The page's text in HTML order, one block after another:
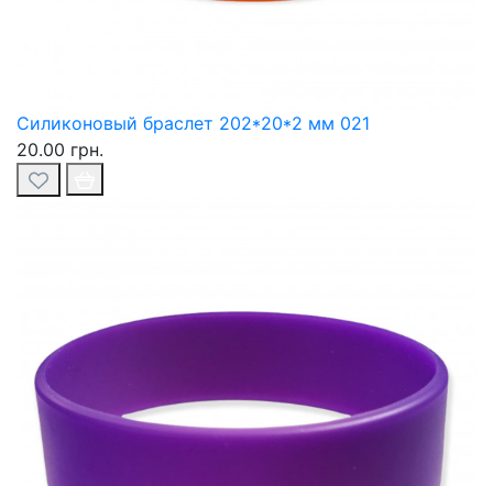
Силиконовый браслет 202*20*2 мм 021
20.00 грн.